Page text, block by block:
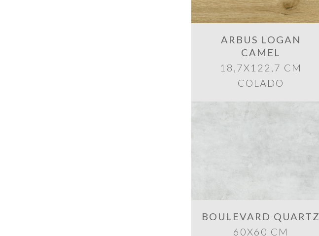
ARBUS LOGAN
CAMEL
18,7X122,7 CM
COLADO
BOULEVARD QUARTZ
60X60 CM